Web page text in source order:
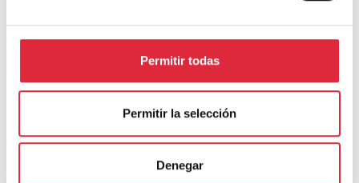
Permitir todas
Permitir la selección
Denegar